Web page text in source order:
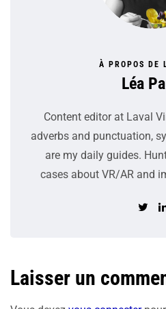
À PROPOS DE
Léa
Content editor at Laval
adverbs and punctuation,
are my daily guides.
cases about VR/AR and
Laisser un